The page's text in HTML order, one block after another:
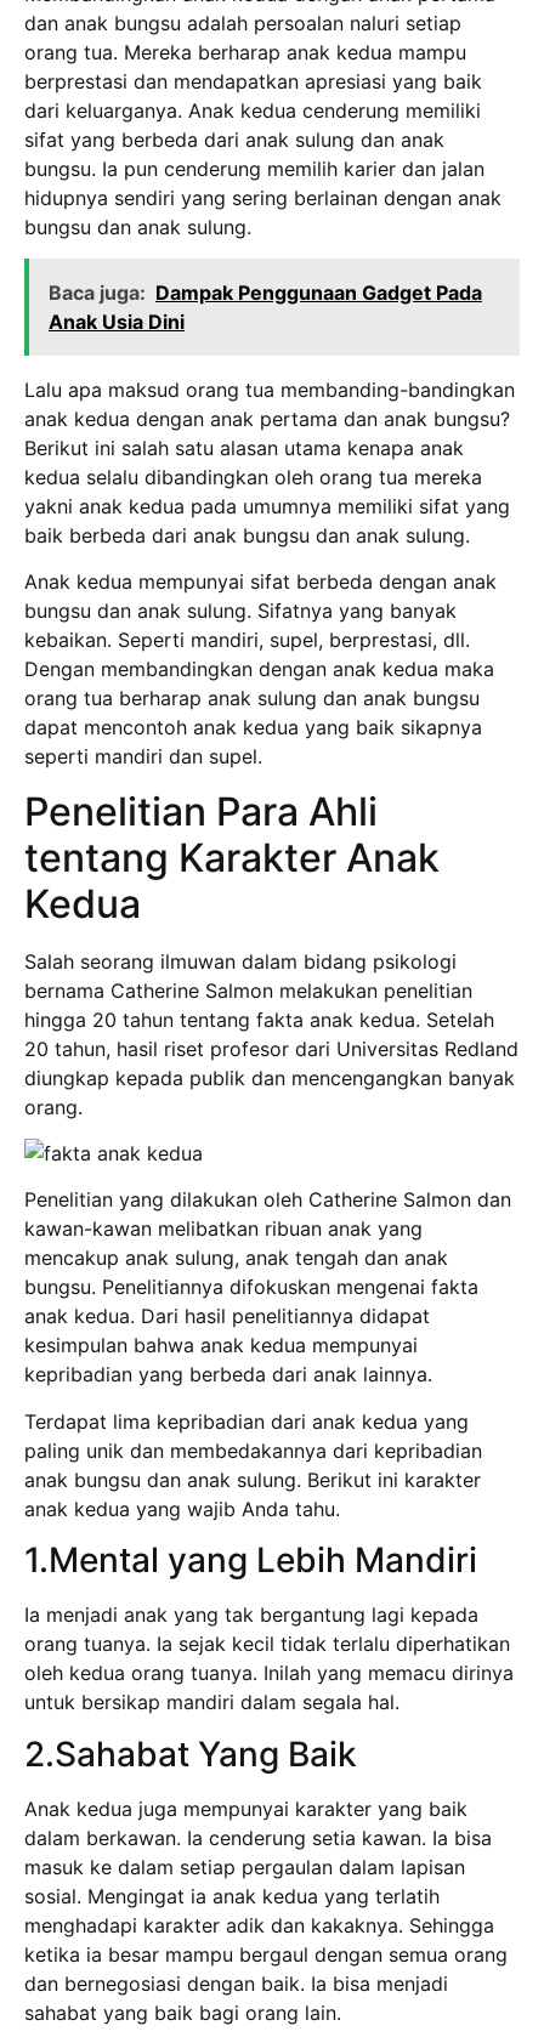
dan anak bungsu adalah persoalan naluri setiap
orang tua. Mereka berharap anak kedua mampu
berprestasi dan mendapatkan apresiasi yang baik
dari keluarganya. Anak kedua cenderung memiliki
sifat yang berbeda dari anak sulung dan anak
bungsu. Ia pun cenderung memilih karier dan jalan
hidupnya sendiri yang sering berlainan dengan anak
bungsu dan anak sulung.
Baca juga: Dampak Penggunaan Gadget Pada
Anak Usia Dini
Lalu apa maksud orang tua membanding-bandingkan
anak kedua dengan anak pertama dan anak bungsu?
Berikut ini salah satu alasan utama kenapa anak
kedua selalu dibandingkan oleh orang tua mereka
yakni anak kedua pada umumnya memiliki sifat yang
baik berbeda dari anak bungsu dan anak sulung.
Anak kedua mempunyai sifat berbeda dengan anak
bungsu dan anak sulung. Sifatnya yang banyak
kebaikan. Seperti mandiri, supel, berprestasi, dll.
Dengan membandingkan dengan anak kedua maka
orang tua berharap anak sulung dan anak bungsu
dapat mencontoh anak kedua yang baik sikapnya
seperti mandiri dan supel.
Penelitian Para Ahli
tentang Karakter Anak
Kedua
Salah seorang ilmuwan dalam bidang psikologi
bernama Catherine Salmon melakukan penelitian
hingga 20 tahun tentang fakta anak kedua. Setelah
20 tahun, hasil riset profesor dari Universitas Redland
diungkap kepada publik dan mencengangkan banyak
orang.
Penelitian yang dilakukan oleh Catherine Salmon dan
kawan-kawan melibatkan ribuan anak yang
mencakup anak sulung, anak tengah dan anak
bungsu. Penelitiannya difokuskan mengenai fakta
anak kedua. Dari hasil penelitiannya didapat
kesimpulan bahwa anak kedua mempunyai
kepribadian yang berbeda dari anak lainnya.
Terdapat lima kepribadian dari anak kedua yang
paling unik dan membedakannya dari kepribadian
anak bungsu dan anak sulung. Berikut ini karakter
anak kedua yang wajib Anda tahu.
1.Mental yang Lebih Mandiri
Ia menjadi anak yang tak bergantung lagi kepada
orang tuanya. Ia sejak kecil tidak terlalu diperhatikan
oleh kedua orang tuanya. Inilah yang memacu dirinya
untuk bersikap mandiri dalam segala hal.
2.Sahabat Yang Baik
Anak kedua juga mempunyai karakter yang baik
dalam berkawan. Ia cenderung setia kawan. Ia bisa
masuk ke dalam setiap pergaulan dalam lapisan
sosial. Mengingat ia anak kedua yang terlatih
menghadapi karakter adik dan kakaknya. Sehingga
ketika ia besar mampu bergaul dengan semua orang
dan bernegosiasi dengan baik. Ia bisa menjadi
sahabat yang baik bagi orang lain.